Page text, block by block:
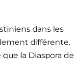
dans les
différente.
la Diaspora de